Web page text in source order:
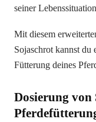
seiner
Mit diesem
Sojaschrot kannst du
Fütterung deines
Dosierung